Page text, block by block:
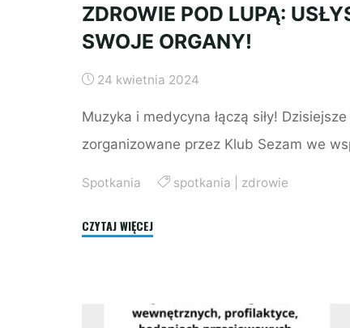
ZDROWIE POD LUPĄ:
SWOJE ORGANY!
24 kwietnia 2024
Muzyka i medycyna łączą siły!
zorganizowane przez Klub Sezam we
Spotkania spotkania zdrowie
CZYTAJ WIĘCEJ"ZDROWIE
SWOJE